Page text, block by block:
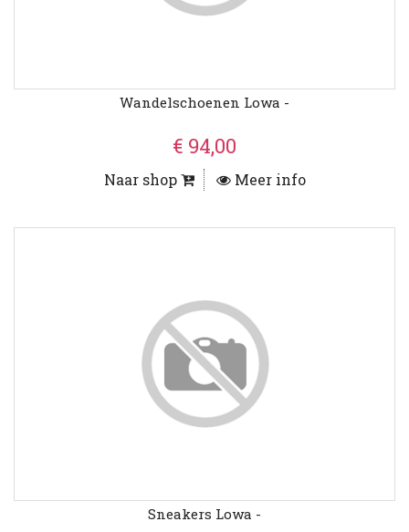
Wandelschoenen Lowa -
€ 94,00
Naar shop Meer info
Sneakers Lowa -